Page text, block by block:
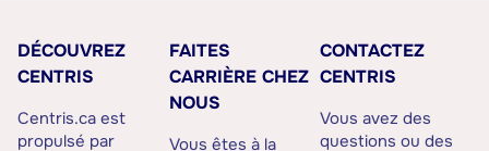
DÉCOUVREZ
CENTRIS
Centris.ca est
propulsé par
FAITES
CARRIÈRE CHEZ
NOUS
Vous êtes à la
CONTACTEZ
CENTRIS
Vous avez des
questions ou des